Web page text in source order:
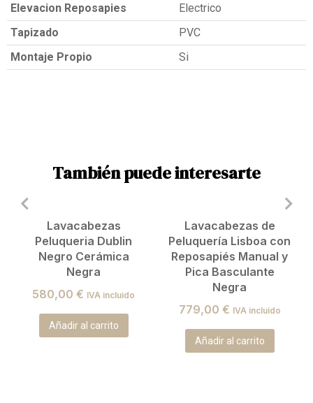
Elevacion Reposapies
Electrico
Tapizado
PVC
Montaje Propio
Si
También puede interesarte
Lavacabezas
Peluqueria Dublin
Negro Cerámica
Negra
580,00 € IVA incluido
Añadir al carrito
Lavacabezas de
Peluquería Lisboa con
Reposapiés Manual y
Pica Basculante
Negra
779,00 € IVA incluido
Añadir al carrito